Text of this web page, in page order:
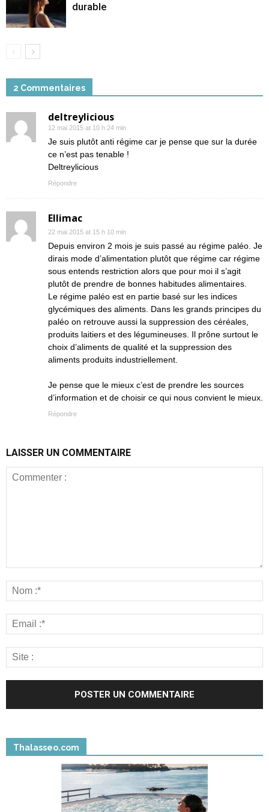
durable
2 Commentaires
deltreylicious
12 mai 2015 at 10 h 24 min
Je suis plutôt anti régime car je pense que sur la durée
ce n’est pas tenable !
Deltreylicious
Répondre
Ellimac
22 mai 2015 at 15 h 10 min
Depuis environ 2 mois je suis passé au régime paléo. Je
dirais mode d’alimentation plutôt que régime car régime
sous entends restriction alors que pour moi il s’agit
plutôt de prendre de bonnes habitudes alimentaires.
Le régime paléo est en partie basé sur les indices
glycémiques des aliments. Dans les grands principes du
paléo on retrouve aussi la suppression des céréales,
produits laitiers et des légumineuses. Il prône surtout le
choix d’aliments de qualité et la suppression des
aliments produits industriellement.
Je pense que le mieux c’est de prendre les sources
d’information et de choisir ce qui nous convient le mieux.
Répondre
LAISSER UN COMMENTAIRE
Thalasseo.com